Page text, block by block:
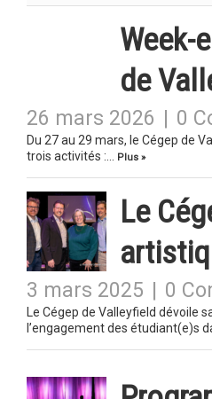
Week-
de
26 mars 2026 0
Du 27 au 29 mars, le Cégep de
trois activités :…
Plus »
Le
3 mars 2025 0
Le Cégep de Valleyfield
l’engagement des étudiant(e)s